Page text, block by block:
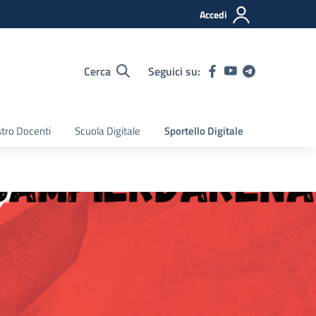
Accedi
Cerca Seguici su:
Docenti Scuola Digitale Sportello Digitale